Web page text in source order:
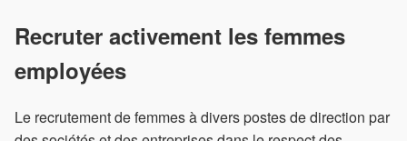
Recruter activement les femmes
employées
Le recrutement de femmes à divers postes de direction par